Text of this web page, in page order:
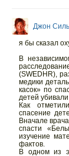
Джон
я бы сказал
В
(SWEDHR),
медики
касок» по
детей
Как
спасение
Вначале
спасти
изучение
фактов.
В одном из